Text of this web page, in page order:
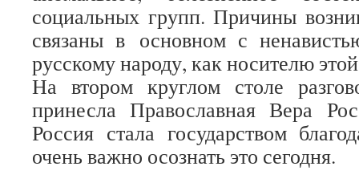
социальных групп. Причины
связаны в основном с
русскому народу, как носителю
На втором круглом столе
принесла Православная Вера
Россия стала государством
очень важно осознать это сегодня.